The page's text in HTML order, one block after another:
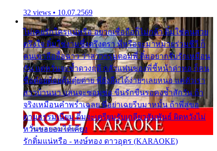
32 views • 10.07.2569
ไม่เคยรักใครแน่หรือ อยากเชื่อถือก็ไม่กล้า ติ๋มใช่คนสวย
ตรึงใจ ติ๋มใช่งามซึ้งตรึงตรา พี่หรือจะมาหมายร่วมชีวี ก็
คนเขาลืออื้อฉาว ว่าสาวๆรุมตอมพี่ ติ๋มอยากรับรักเหมือน
กัน แต่หวั่นจะช้ำดวงฤดี กลัวแฟนของพี่ชี้หน้าด่าทอ ก็คน
ชื่อต๋อยต้อยตุ้มตุ๋ยต่าย พี่ยังลืมได้ง่ายๆเลยหนอ แค่ตัวเรา
สาวบ้านนา แสนจะซอมซ่อ ขืนรักขืนรอคงช้ำสักวัน ถ้า
จริงเหมือนคำพร่ำเฉลย พี่อย่าเฉยรีบมาหมั้น ถ้าพี่สู่ขอ
ตามธรรมเนียม ติ๋มจะเตรียมรับเกลียวสัมพันธ์ ผิดหวังไม่
หวั่นขอยอมได้เคียง
รักติ๋มแน่หรือ - หงษ์ทอง ดาวอุดร (KARAOKE)